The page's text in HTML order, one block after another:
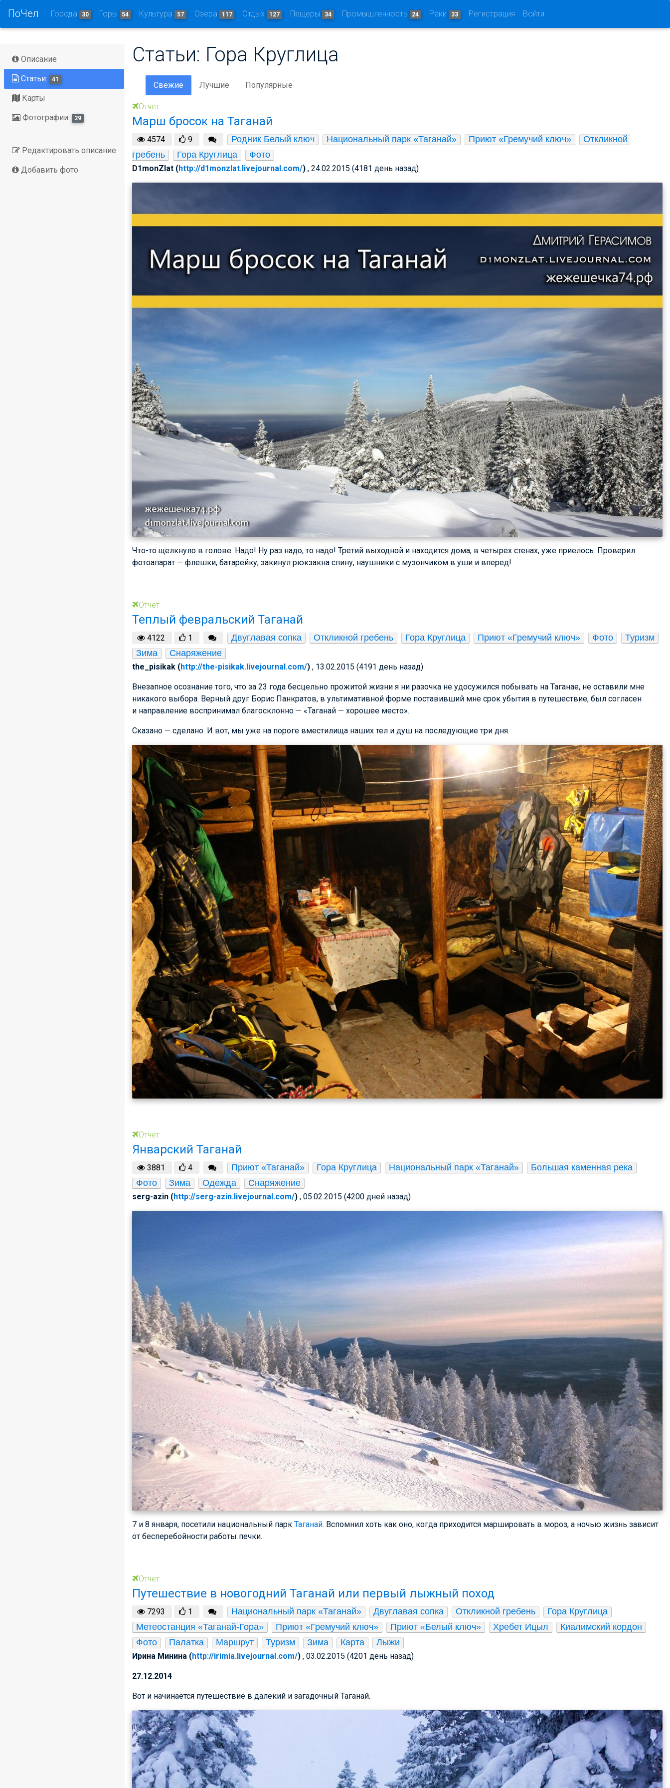
ПоЧел Города 30 Горы 54 Культура 57 Озера 117 Отдых 127 Пещеры 34 Промышленность 24 Реки 33 Регистрация Войти
Описание
Статьи: 41
Карты
Фотографии: 29
Редактировать описание
Добавить фото
Статьи: Гора Круглица
Свежие Лучшие Популярные
Отчет
Марш бросок на Таганай
4574 9 Родник Белый ключ Национальный парк «Таганай» Приют «Гремучий ключ»
Откликной
гребень
Гора Круглица Фото
D1monZlat (http://d1monzlat.livejournal.com/) , 24.02.2015 (4181 день назад)
Что-то щелкнуло в голове. Надо! Ну раз надо, то надо! Третий выходной и находится дома, в четырех стенах, уже приелось. Проверил
фотоапарат — флешки, батарейку, закинул рюкзакна спину, наушники с музончиком в уши и вперед!
Отчет
Теплый февральский Таганай
4122 1 Двуглавая сопка Откликной гребень Гора Круглица Приют «Гремучий ключ» Фото
Туризм
Зима
Снаряжение
the_pisikak (http://the-pisikak.livejournal.com/) , 13.02.2015 (4191 день назад)
Внезапное осознание того, что за 23 года бесцельно прожитой жизни я ни разочка не удосужился побывать на Таганае, не оставили мне
никакого выбора. Верный друг Борис Панкратов, в ультимативной форме поставивший мне срок убытия в путешествие, был согласен
и направление воспринимал благосклонно — «Таганай — хорошее место».
Сказано — сделано. И вот, мы уже на пороге вместилища наших тел и душ на последующие три дня.
Отчет
Январский Таганай
3881 4 Приют «Таганай» Гора Круглица Национальный парк «Таганай»
Большая каменная река
Фото
Зима Одежда Снаряжение
serg-azin (http://serg-azin.livejournal.com/) , 05.02.2015 (4200 дней назад)
7 и 8 января, посетили национальный парк Таганай. Вспомнил хоть как оно, когда приходится маршировать в мороз, а ночью жизнь зависит
от бесперебойности работы печки.
Отчет
Путешествие в новогодний Таганай или первый лыжный поход
7293 1 Национальный парк «Таганай» Двуглавая сопка Откликной гребень
Гора Круглица
Метеостанция «Таганай-Гора»
Приют «Гремучий ключ» Приют «Белый ключ» Хребет Ицыл
Киалимский кордон
Фото
Палатка Маршрут Туризм Зима Карта Лыжи
Ирина Минина (http://irimia.livejournal.com/) , 03.02.2015 (4201 день назад)
27.12.2014
Вот и начинается путешествие в далекий и загадочный Таганай.